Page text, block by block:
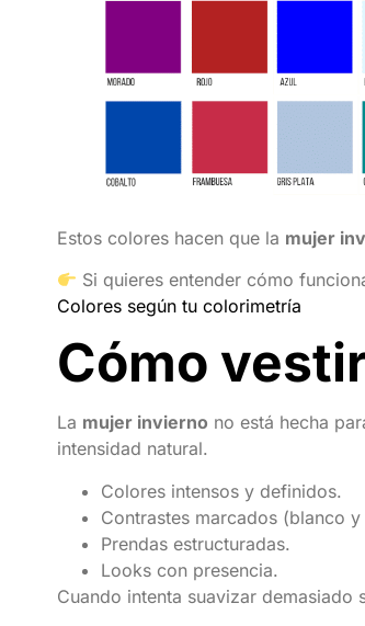
Estos colores hacen que la mujer
Si quieres entender cómo
Colores según tu colorimetría
Cómo
La mujer invierno no está hecha
intensidad natural.
Colores intensos y definidos.
Contrastes marcados (blanco
Prendas estructuradas.
Looks con presencia.
Cuando intenta suavizar demasiado